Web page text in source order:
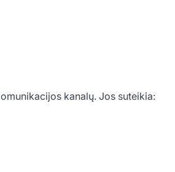
kanalų. Jos suteikia: